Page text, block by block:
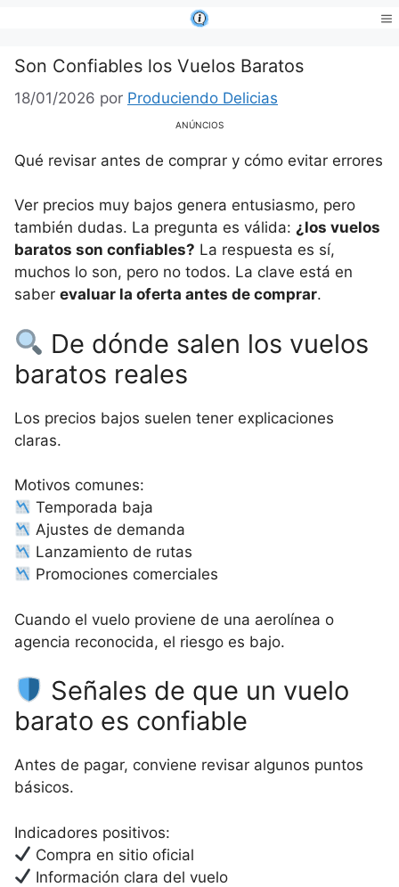
contenido
Son Confiables los Vuelos Baratos
18/01/2026 por Produciendo Delicias
ANÚNCIOS
Qué revisar antes de comprar y cómo evitar errores
Ver precios muy bajos genera entusiasmo, pero
también dudas. La pregunta es válida: ¿los vuelos
baratos son confiables? La respuesta es sí,
muchos lo son, pero no todos. La clave está en
saber evaluar la oferta antes de comprar.
De dónde salen los vuelos
baratos reales
Los precios bajos suelen tener explicaciones
claras.
Motivos comunes:
Temporada baja
Ajustes de demanda
Lanzamiento de rutas
Promociones comerciales
Cuando el vuelo proviene de una aerolínea o
agencia reconocida, el riesgo es bajo.
Señales de que un vuelo
barato es confiable
Antes de pagar, conviene revisar algunos puntos
básicos.
Indicadores positivos:
Compra en sitio oficial
Información clara del vuelo